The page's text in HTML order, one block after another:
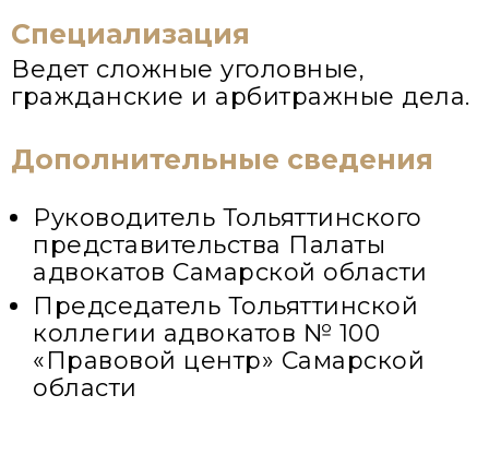
Специализация
Ведет сложные уголовные,
гражданские и арбитражные дела.
Дополнительные сведения
Руководитель Тольяттинского
представительства Палаты
адвокатов Самарской области
Председатель Тольяттинской
коллегии адвокатов № 100
«Правовой центр» Самарской
области